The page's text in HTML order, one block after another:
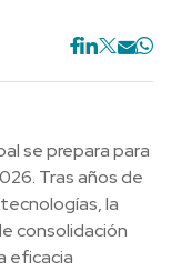
se prepara para
Tras años de
la
consolidación
eficacia